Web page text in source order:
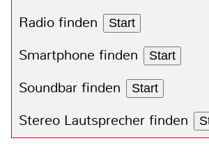
Radio finden Start
Smartphone finden Start
Soundbar finden Start
Stereo Lautsprecher finden